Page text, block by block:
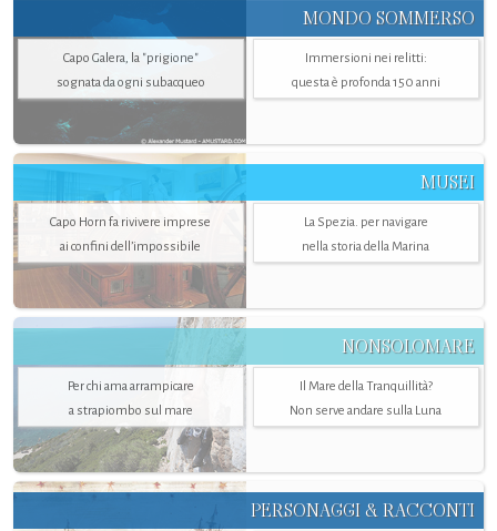
MONDO SOMMERSO
Capo Galera, la "prigione"
sognata da ogni subacqueo
Immersioni nei relitti:
questa è profonda 150 anni
MUSEI
Capo Horn fa rivivere imprese
ai confini dell’impossibile
La Spezia. per navigare
nella storia della Marina
NONSOLOMARE
Per chi ama arrampicare
a strapiombo sul mare
Il Mare della Tranquillità?
Non serve andare sulla Luna
PERSONAGGI & RACCONTI